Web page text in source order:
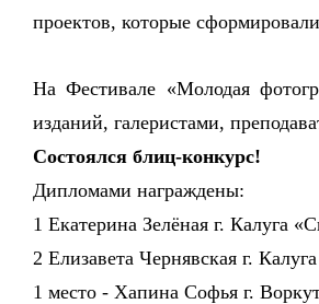
проектов, которые
На Фестивале «Молодая
изданий, галеристами,
Состоялся блиц-конкурс!
Дипломами награждены:
1 Екатерина Зелёная г. Калуга
2 Елизавета Чернявская г.
1 место - Хапина Софья г.